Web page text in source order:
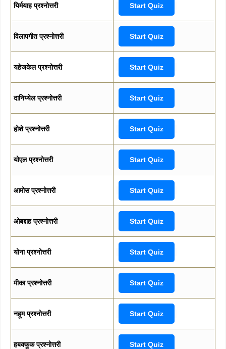
यिर्मयाह प्रश्नोत्तरी Start Quiz
विलापगीत प्रश्नोत्तरी Start Quiz
यहेजकेल प्रश्नोत्तरी Start Quiz
दानिय्येल प्रश्नोत्तरी Start Quiz
होशे प्रश्नोत्तरी Start Quiz
योएल प्रश्नोत्तरी Start Quiz
आमोस प्रश्नोत्तरी Start Quiz
ओबद्दाह प्रश्नोत्तरी Start Quiz
योना प्रश्नोत्तरी Start Quiz
मीका प्रश्नोत्तरी Start Quiz
नहूम प्रश्नोत्तरी Start Quiz
हबक्कूक प्रश्नोत्तरी Start Quiz